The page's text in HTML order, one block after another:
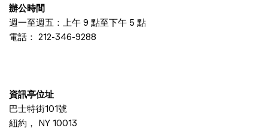
辦公時間
週一至週五：上午 9 點至下午 5 點
電話： 212-346-9288
資訊亭位址
巴士特街101號
紐約， NY 10013